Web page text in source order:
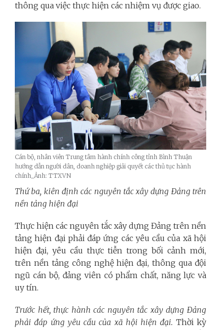
thông qua việc thực hiện các nhiệm vụ được giao.
Cán bộ, nhân viên Trung tâm hành chính công tỉnh Bình Thuận
hướng dẫn người dân, doanh nghiệp giải quyết các thủ tục hành
chính_Ảnh: TTXVN
Thứ ba, kiên định các nguyên tắc xây dựng Đảng trên
nền tảng hiện đại
Thực hiện các nguyên tắc xây dựng Đảng trên nền
tảng hiện đại phải đáp ứng các yêu cầu của xã hội
hiện đại, yêu cầu thực tiễn trong bối cảnh mới,
trên nền tảng công nghệ hiện đại, thông qua đội
ngũ cán bộ, đảng viên có phẩm chất, năng lực và
uy tín.
Trước hết, thực hành các nguyên tắc xây dựng Đảng
phải đáp ứng yêu cầu của xã hội hiện đại. Thời kỳ